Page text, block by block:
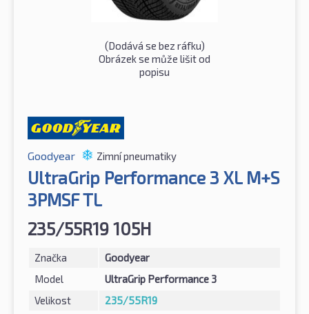
(Dodává se bez ráfku)
Obrázek se může lišit od
popisu
Goodyear Zimní pneumatiky
UltraGrip Performance 3 XL M+S
3PMSF TL
235/55R19 105H
Značka
Goodyear
Model
UltraGrip Performance 3
Velikost
235/55R19